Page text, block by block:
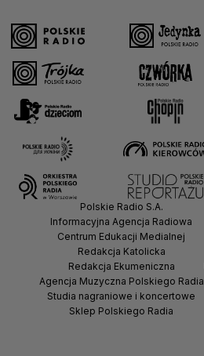
Polskie Radio S.A.
Informacyjna Agencja Radiowa
Centrum Edukacji Medialnej
Redakcja Katolicka
Redakcja Ekumeniczna
Agencja Muzyczna Polskiego Radia
Studia nagraniowe i koncertowe
Sklep Polskiego Radia